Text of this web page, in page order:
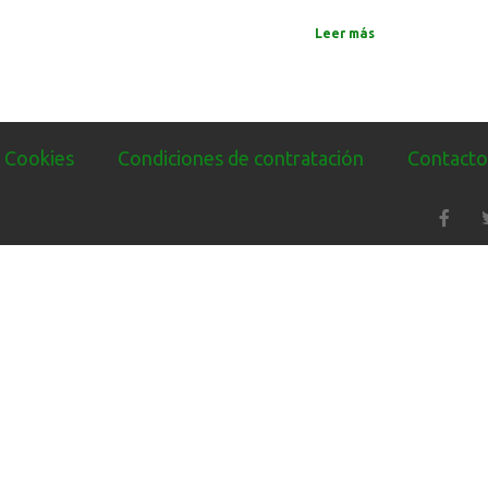
Leer más
Cookies Condiciones de contratación Contacto